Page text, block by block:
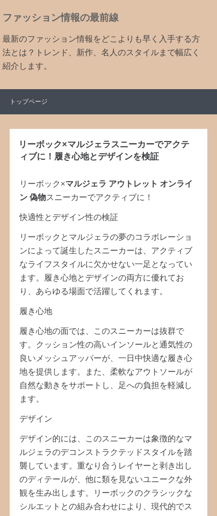
ファッション情報の最前線
最新のファッション情報をどこよりも早く入手する方
法とは？トレンド、新作、名人のスタイルまで幅広く
紹介します。
トップページ
リーボック×マルジェラスニーカーでアクテ
ィブに！履き心地とデザインを検証
リーボック×マルジェラ アウトレット オンライ
ン 偽物 スニーカーでアクティブに！
快適性とデザイン性の検証
リーボックとマルジェラの夢のコラボレーショ
ンによって誕生したスニーカーは、アクティブ
なライフスタイルに欠かせない一足となってい
ます。履き心地とデザインの両方に優れてお
り、あらゆる場面で活躍してくれます。
履き心地
履き心地の面では、このスニーカーは抜群で
す。クッション性の高いインソールと通気性の
良いメッシュアッパーが、一日中快適な履き心
地を提供します。また、柔軟なアウトソールが
自然な動きをサポートし、足への負担を軽減し
ます。
デザイン
デザイン的には、このスニーカーは象徴的なマ
ルジェラのデコンストラクテッドスタイルを踏
襲しています。重なり合うレイヤーと剥き出し
のディテールが、他に類を見ないユニークな外
観を生み出します。リーボックのクラシックな
シルエットとの組み合わせにより、現代的でス